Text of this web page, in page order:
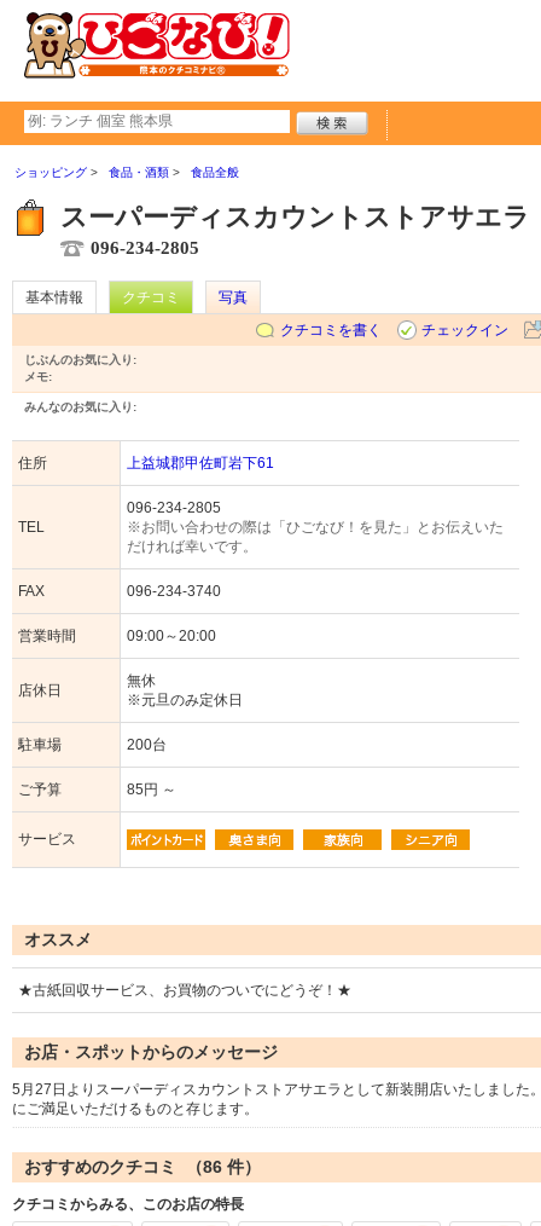
ショッピング 食品・酒類 食品全般
スーパーディスカウントストアサエラ
096-234-2805
基本情報 クチコミ
写真
クチコミを書く
チェックイン
じぶんのお気に入り:
メモ:
みんなのお気に入り:
住所 上益城郡甲佐町岩下61
TEL
096-234-2805
※お問い合わせの際は「ひごなび！を見た」とお伝えいた
だければ幸いです。
FAX 096-234-3740
営業時間 09:00～20:00
店休日
無休
※元旦のみ定休日
駐車場 200台
ご予算 85円 ～
サービス
オススメ
★古紙回収サービス、お買物のついでにどうぞ！★
お店・スポットからのメッセージ
5月27日よりスーパーディスカウントストアサエラとして新装開店いたしまし
にご満足いただけるものと存じます。
おすすめのクチコミ （86 件）
クチコミからみる、このお店の特長